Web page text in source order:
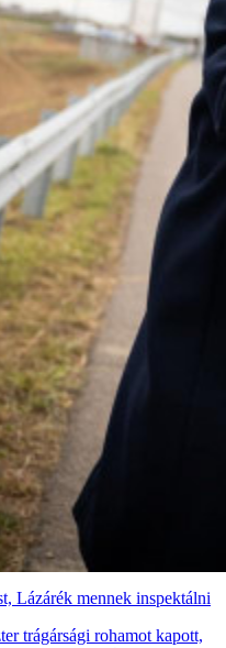
Lázárék mennek inspektálni
trágársági rohamot kapott,